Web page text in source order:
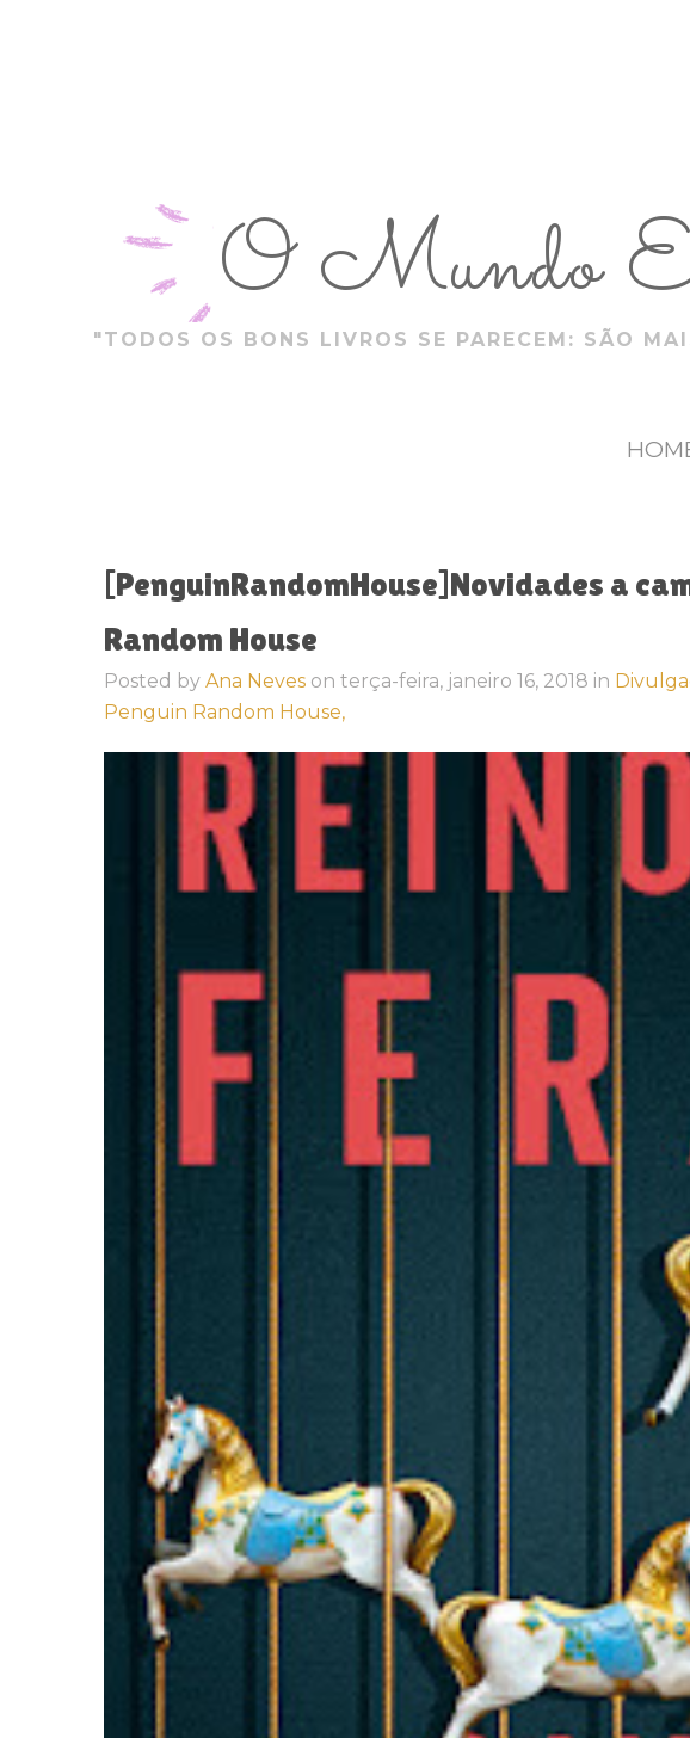
O Mundo
"TODOS OS BONS LIVROS SE PARECEM: SÃO
[PenguinRandomHouse]Novidades a
Random House
Posted by Ana Neves on terça-feira, janeiro 16, 2018 in
Penguin Random House,